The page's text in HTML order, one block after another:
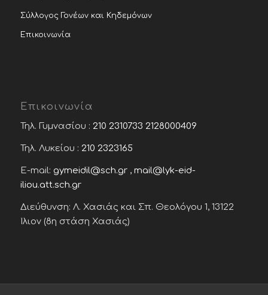
Σύλλογος Γονέων και Κηδεμόνων
Επικοινωνία
Επικοινωνία
Τηλ. Γυμνασίου : 210 2310733 2128000409
Τηλ. Λυκείου : 210 2323165
E-mail: gymeidil@sch.gr, mail@lyk-eid-
iliou.att.sch.gr
Διεύθυνση: Λ. Χασιάς και Σπ. Θεολόγου 1, 13122
Ίλιον (8η στάση Χασιάς)